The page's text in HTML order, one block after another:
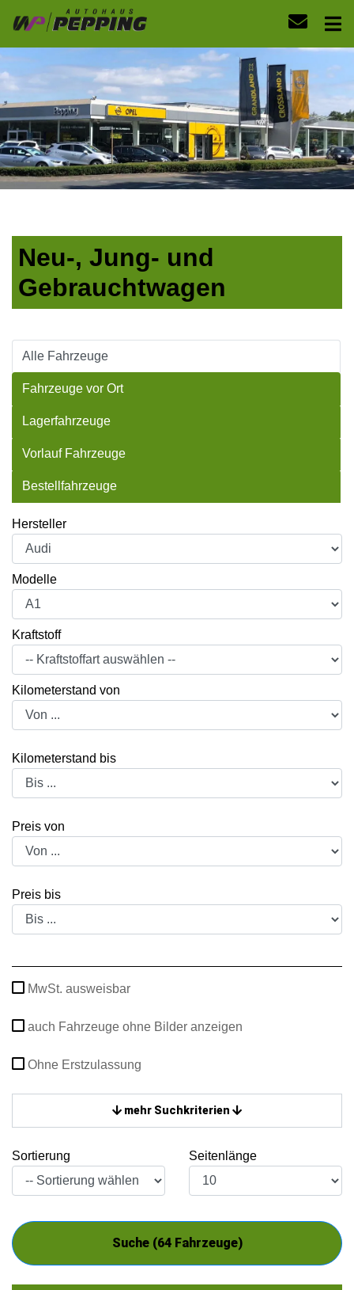
Neu-, Jung- und
Gebrauchtwagen
Alle Fahrzeuge
Fahrzeuge vor Ort
Lagerfahrzeuge
Vorlauf Fahrzeuge
Bestellfahrzeuge
Hersteller
Modelle
Kraftstoff
Kilometerstand von
Kilometerstand bis
Preis von
Preis bis
MwSt. ausweisbar
auch Fahrzeuge ohne Bilder anzeigen
Ohne Erstzulassung
mehr Suchkriterien
Sortierung Seitenlänge
Suche (64Fahrzeuge)